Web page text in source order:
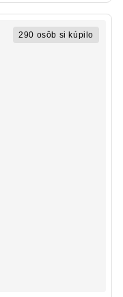
290 osôb si kúpilo